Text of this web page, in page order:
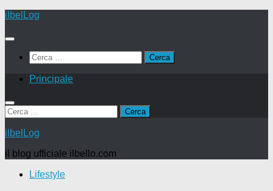
Salta
contenuto
ilbelLog
Ricerca
per:
Principale
Ricerca
per:
ilbelLog
il blog ufficiale ilbello.com
Lifestyle